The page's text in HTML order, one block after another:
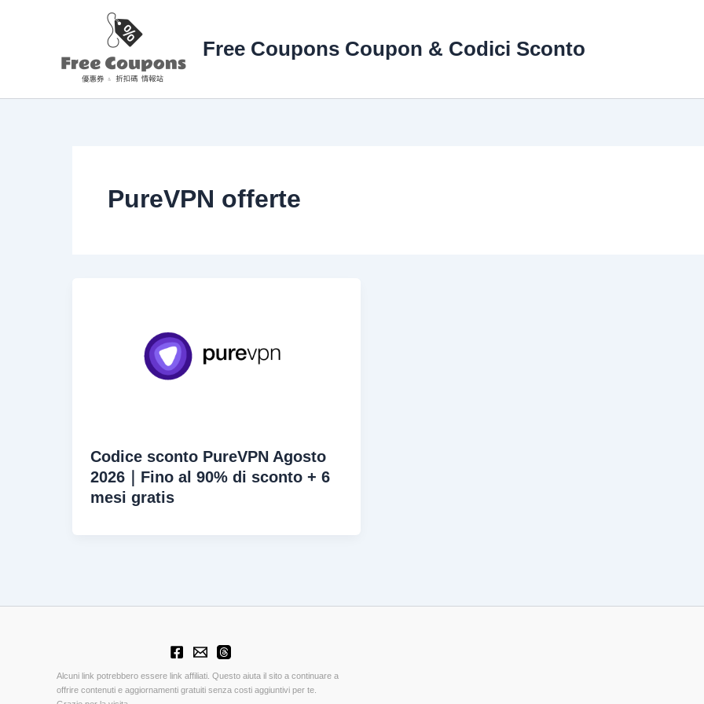
Free Coupons Coupon & Codici Sconto
PureVPN offerte
Codice sconto PureVPN Agosto
2026｜Fino al 90% di sconto + 6
mesi gratis
Alcuni link potrebbero essere link affiliati. Questo aiuta il sito a continuare a
offrire contenuti e aggiornamenti gratuiti senza costi aggiuntivi per te.